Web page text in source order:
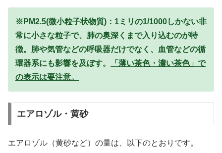
※PM2.5(微小粒子状物質)：1ミリの1/1000しかない非
常に小さな粒子で、肺の奥深くまで入り込むのが特
徴。肺や気管などの呼吸器だけでなく、血管などの循
環器系にも影響を及ぼす。
「薄い茶色・濃い茶色」で
の表示は要注意。
エアロゾル・黄砂
エアロゾル（黄砂など）の量は、以下のとおりです。